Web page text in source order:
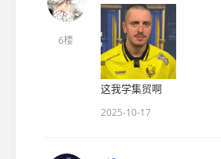
6楼
这我学集贸啊
2025-10-17